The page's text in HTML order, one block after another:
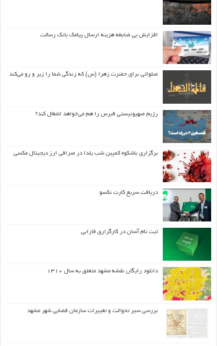
افزایش بی ضابطه هزینه ارسال پیامک بانک رسالت
صلواتی برای حضرت زهرا (س) که زندگی شما را زیر و رو می‌کند
رژیم صهیونیستی قبرس را هم می‌خواهد اشغال کند؟
برگزاری باشکوه کمپین شب یلدا در صرافی ارز دیجیتال مکسی
دریافت سریع کارت نکسو
ثبت نام آسان در کارگزاری فارابی
دانلود رایگان نقشه مشهد متعلق به سال ۱۳۱۰
بررسی سیر تحوالت و تغییرات سازمان فضایی شهر مشهد